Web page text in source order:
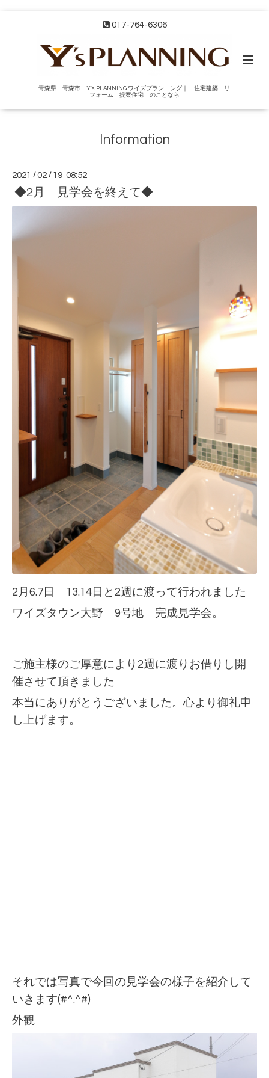
017-764-6306
青森県 青森市 Y's PLANNING ワイズプランニング｜ 住宅建築 リ
フォーム 提案住宅 のことなら
Information
2021 /02 / 19 08:52
◆2月 見学会を終えて◆
2月6.7日 13.14日と2週に渡って行われました
ワイズタウン大野 9号地 完成見学会。
ご施主様のご厚意により2週に渡りお借りし開
催させて頂きました
本当にありがとうございました。心より御礼申
し上げます。
それでは写真で今回の見学会の様子を紹介して
いきます(#^.^#)
外観